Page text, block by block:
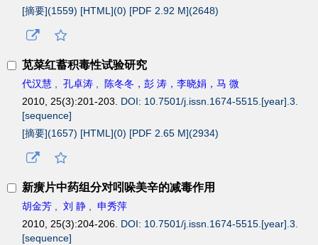
[摘要](1559) [HTML](0) [PDF 2.92 M](2648)
苋菜红蓄积毒性试验研究
代汉慧 , 孔卓涛 ,
陈冬冬，彭 涛，李晓娟，马 微
2010, 25(3):201-203. DOI: 10.7501/j.issn.1674-5515.[year].3.
[sequence]
[摘要](1657) [HTML](0) [PDF 2.65 M](2934)
新癀片中药组分对吲哚美辛的减毒作用
胡金芳 , 刘 静 , 申秀萍
2010, 25(3):204-206. DOI: 10.7501/j.issn.1674-5515.[year].3.
[sequence]